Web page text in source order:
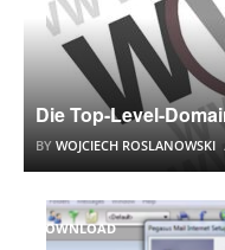
Die Top-Level-
BY WOJCIECH ROSLANOWSKI
DOWNLOAD